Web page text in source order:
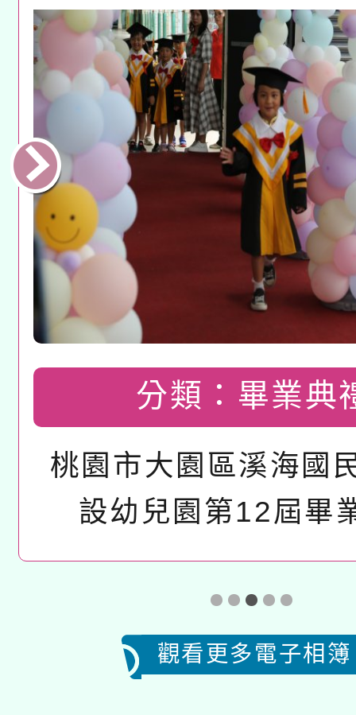
分類： 畢業典
桃園市大園區溪海國
設幼兒園第12屆畢
觀看更多電子相簿